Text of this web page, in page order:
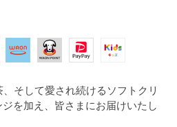
そして愛され続けるソフトクリ
を加え、皆さまにお届けいたし